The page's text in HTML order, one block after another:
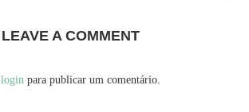
LEAVE A COMMENT
login para publicar um comentário.